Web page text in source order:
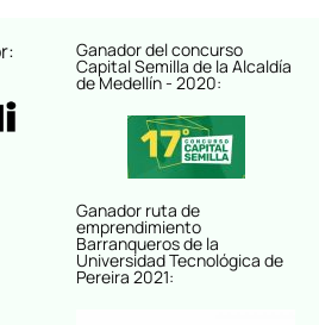
Ganador del concurso
Capital Semilla de la Alcaldía
de Medellín - 2020:
Ganador ruta de
emprendimiento
Barranqueros de la
Universidad Tecnológica de
Pereira 2021: